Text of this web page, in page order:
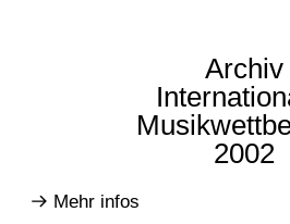
Archiv
2002
Mehr infos